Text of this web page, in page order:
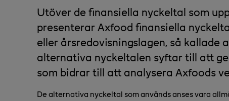
Utöver de finansiella nyckeltal som
presenterar Axfood finansiella
eller årsredovisningslagen, så kallade
alternativa nyckeltalen syftar till att
som bidrar till att analysera Axfoods
De alternativa nyckeltal som används anses vara